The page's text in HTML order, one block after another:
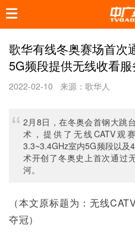
歌华有线冬奥赛场首次
5G频段提供无线收看服
2022-02-10 来源：歌华人
2月8日，在冬奥会首钢大跳
术，提供了无线CATV观
3.3~3.4GHz室内5G频段以及
术开创了冬奥史上首次通过
河。
（本文原标题为：无线
夺冠）